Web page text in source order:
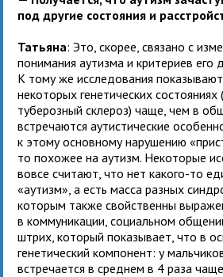
под другие состояния и
Татьяна: Это, скорее, связано с
понимания аутизма и критериев его
К тому же исследования
некоторых генетических состояниях
туберозный склероз) чаще, чем в
встречаются аутистические
к этому основному нарушению
то похожее на аутизм. Некоторые
вовсе считают, что нет какого-то
«аутизм», а есть масса разных
которым также свойственны
в коммуникации, социальном
штрих, который показывает, что в
генетический компонент: у
встречается в среднем в 4 раза